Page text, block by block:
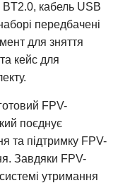
BT2.0, кабель USB
передбачені
для зняття
кейс для
FPV-
поєднує
та підтримку FPV-
Завдяки FPV-
утримання